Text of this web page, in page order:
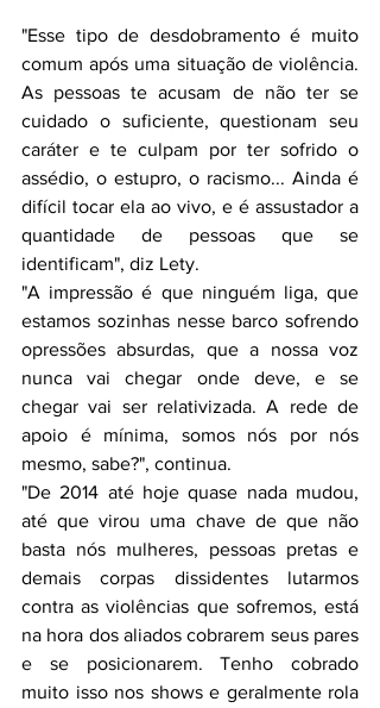
"Esse tipo de desdobramento é muito
comum após uma situação de violência.
As pessoas te acusam de não ter se
cuidado o suficiente, questionam seu
caráter e te culpam por ter sofrido o
assédio, o estupro, o racismo... Ainda é
difícil tocar ela ao vivo, e é assustador a
quantidade de pessoas que se
identificam", diz Lety.
"A impressão é que ninguém liga, que
estamos sozinhas nesse barco sofrendo
opressões absurdas, que a nossa voz
nunca vai chegar onde deve, e se
chegar vai ser relativizada. A rede de
apoio é mínima, somos nós por nós
mesmo, sabe?", continua.
"De 2014 até hoje quase nada mudou,
até que virou uma chave de que não
basta nós mulheres, pessoas pretas e
demais corpas dissidentes lutarmos
contra as violências que sofremos, está
na hora dos aliados cobrarem seus pares
e se posicionarem. Tenho cobrado
muito isso nos shows e geralmente rola